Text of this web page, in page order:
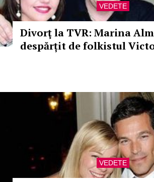
VEDETE
Divorţ la TVR: Marina
despărțit de folkistul
VEDETE